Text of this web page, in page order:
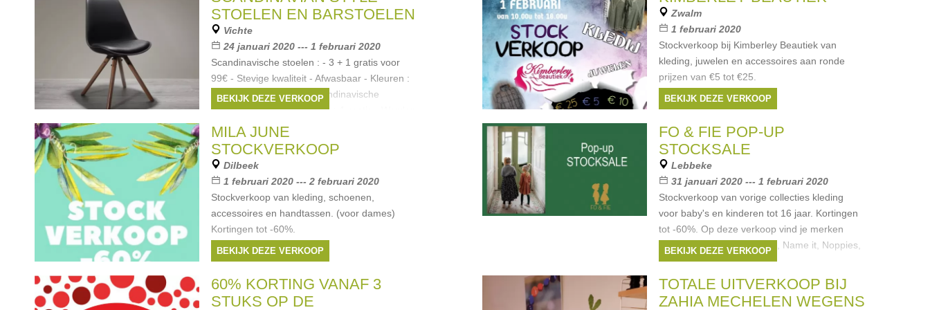
STOELEN EN BARSTOELEN
Vichte
24 januari 2020 --- 1 februari 2020
Scandinavische stoelen : - 3 + 1 gratis voor
99€ - Stevige kwaliteit - Afwasbaar - Kleuren :
zwart / wit / warm grijs Scandinavische
barstoelen: - 49€ stuk en 3 + 1 gratis - Worden
verkocht
Merken:Sferato
BEKIJK DEZE VERKOOP
Zwalm
1 februari 2020
Stockverkoop bij Kimberley Beautiek van
kleding, juwelen en accessoires aan ronde
prijzen van €5 tot €25.
BEKIJK DEZE VERKOOP
MILA JUNE
STOCKVERKOOP
Dilbeek
1 februari 2020 --- 2 februari 2020
Stockverkoop van kleding, schoenen,
accessoires en handtassen. (voor dames)
Kortingen tot -60%.
BEKIJK DEZE VERKOOP
FO & FIE POP-UP
STOCKSALE
Lebbeke
31 januari 2020 --- 1 februari 2020
Stockverkoop van vorige collecties kleding
voor baby's en kinderen tot 16 jaar. Kortingen
tot -60%. Op deze verkoop vind je merken
zoals Lily Balou, 4FF, Baba, Name it, Noppies,
Someone, Barts, Tumble
Merken:Noppies ,Someone ,Name it ,
Feetje, Lily Balou, ...
BEKIJK DEZE VERKOOP
60% KORTING VANAF 3
STUKS OP DE
TOTALE UITVERKOOP BIJ
ZAHIA MECHELEN WEGENS